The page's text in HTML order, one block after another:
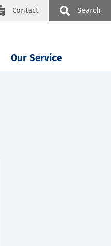
Contact Search
Our Service